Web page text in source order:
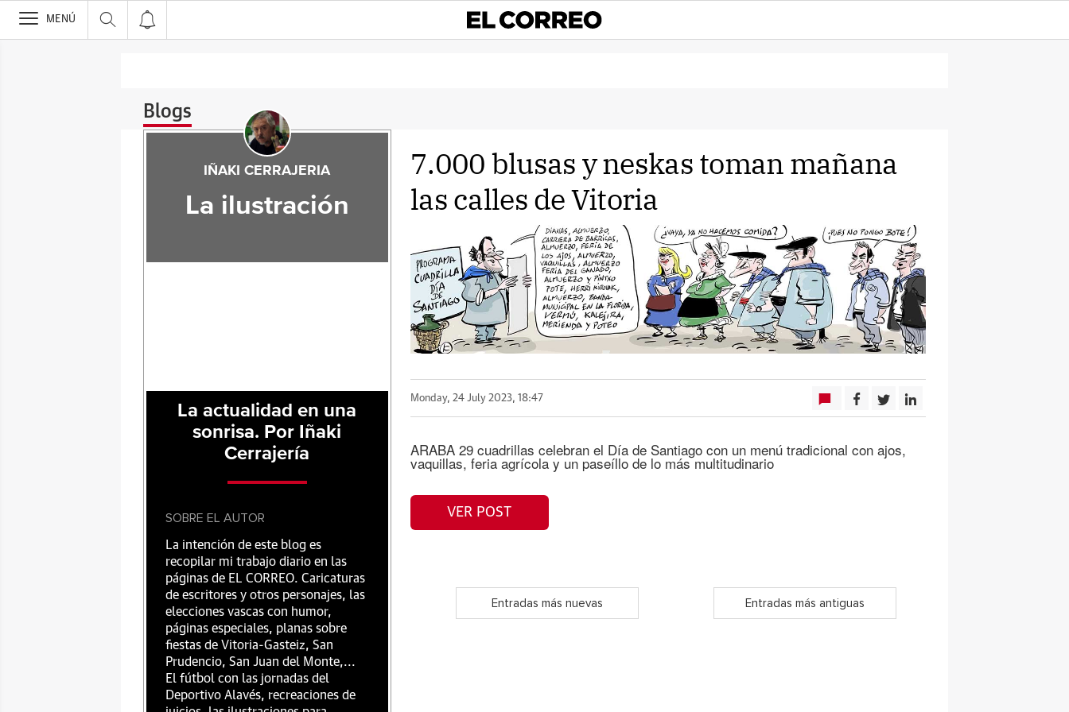
>
MENÚ
Blogs
7.000 blusas y neskas toman mañana
las calles de Vitoria
Monday, 24 July 2023, 18:47
ARABA 29 cuadrillas celebran el Día de Santiago con un menú tradicional con ajos,
vaquillas, feria agrícola y un paseíllo de lo más multitudinario
VER POST
Entradas más nuevas Entradas más antiguas
IÑAKI CERRAJERIA
La ilustración
La actualidad en una
sonrisa. Por Iñaki
Cerrajería
SOBRE EL AUTOR
La intención de este blog es
recopilar mi trabajo diario en las
páginas de EL CORREO. Caricaturas
de escritores y otros personajes, las
elecciones vascas con humor,
páginas especiales, planas sobre
fiestas de Vitoria-Gasteiz, San
Prudencio, San Juan del Monte,...
El fútbol con las jornadas del
Deportivo Alavés, recreaciones de